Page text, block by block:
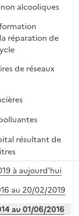
alcooliques
réparation de
de réseaux
résultant de
à aujourd'hui
au 20/02/2019
au 01/06/2016